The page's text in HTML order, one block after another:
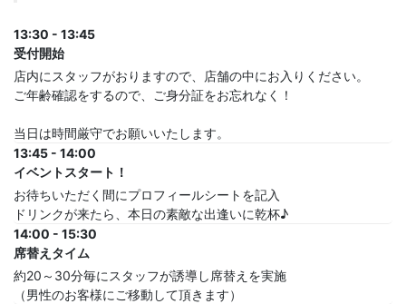
13:30 - 13:45
受付開始
店内にスタッフがおりますので、店舗の中にお入りください。
ご年齢確認をするので、ご身分証をお忘れなく！
当日は時間厳守でお願いいたします。
13:45 - 14:00
イベントスタート！
お待ちいただく間にプロフィールシートを記入
ドリンクが来たら、本日の素敵な出逢いに乾杯♪
14:00 - 15:30
席替えタイム
約20～30分毎にスタッフが誘導し席替えを実施
（男性のお客様にご移動して頂きます）